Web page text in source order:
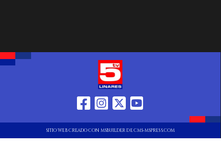
SITIO WEB CREADO CON MSBUILDER DE CMS-MSPRESS.COM